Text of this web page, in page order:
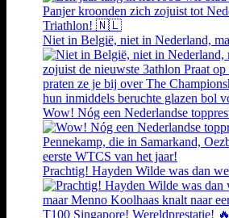
Niet in België, niet in Nederland,
Wow! Nóg een Nederlandse
Prachtig! Hayden Wilde was dan